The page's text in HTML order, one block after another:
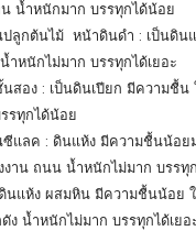
น น้ำหนักมาก บรรทุกได้น้อย
ลูกต้นไม้ หน้าดินดำ : เป็นดิน
ำหนักไม่มาก บรรทุกได้เยอะ
สอง : เป็นดินเปียก มีความชื้น
รทุกได้น้อย
แลค : ดินแห้ง มีความชื้นน้อย
งาน ถนน น้ำหนักไม่มาก บรรทุก
นแห้ง ผสมหิน มีความชื้นน้อย
ดัง น้ำหนักไม่มาก บรรทุกได้เยอ